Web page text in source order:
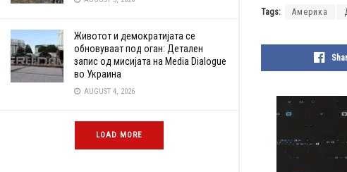
Животот и демократијата се
обновуваат под оган: Детален
запис од мисијата на Media Dialogue
во Украина
AUGUST 4, 2026
LOAD MORE
Tags: Америка